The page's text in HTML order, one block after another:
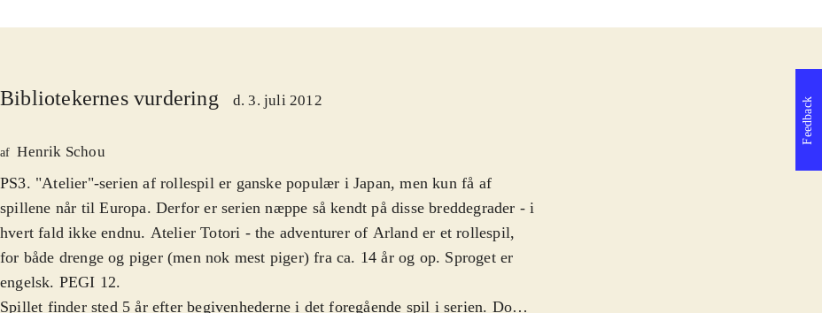
Bibliotekernes vurdering d. 3. juli 2012
af Henrik Schou
PS3. "Atelier"-serien af rollespil er ganske populær i Japan, men kun få af
spillene når til Europa. Derfor er serien næppe så kendt på disse breddegrader - i
hvert fald ikke endnu. Atelier Totori - the adventurer of Arland er et rollespil,
for både drenge og piger (men nok mest piger) fra ca. 14 år og op. Sproget er
engelsk. PEGI 12.
Spillet finder sted 5 år efter begivenhederne i det foregående spil i serien. Dog
Feedback